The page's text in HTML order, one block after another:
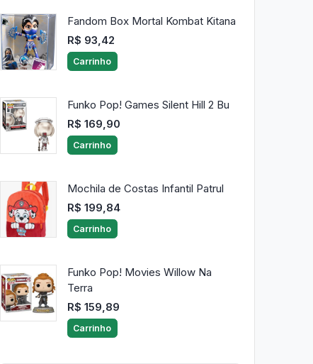
Fandom Box Mortal Kombat Kitana
R$ 93,42
Carrinho
Funko Pop! Games Silent Hill 2 Bu
R$ 169,90
Carrinho
Mochila de Costas Infantil Patrul
R$ 199,84
Carrinho
Funko Pop! Movies Willow Na
Terra
R$ 159,89
Carrinho